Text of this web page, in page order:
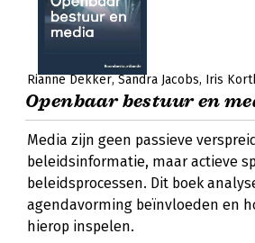
Rianne Dekker Sandra Jacobs Iris
Openbaar bestuur en
Media zijn geen passieve
beleidsinformatie, maar actieve
beleidsprocessen. Dit boek
agendavorming beïnvloeden en
hierop inspelen.